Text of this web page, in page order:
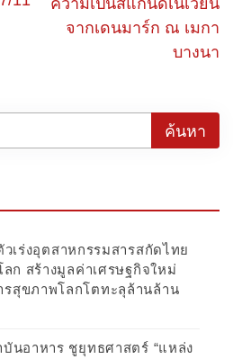
ความเป็นสแกนดิเนเวียน
จากเดนมาร์ก ณ เมกา
บางนา
วเร่งอุตสาหกรรมสารสกัดไทย
ก สร้างมูลค่าเศรษฐกิจใหม่
สุขภาพโลกโตทะลุล้านล้าน
บันอาหาร ชูยุทธศาสตร์ “แหล่ง